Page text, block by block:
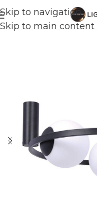
Skip to navigation
Skip to main content